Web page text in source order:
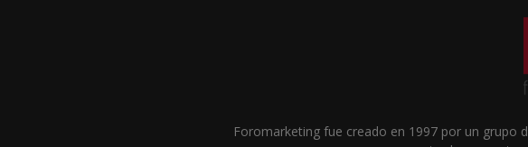
Foromarketing fue creado en 1997 por un grupo